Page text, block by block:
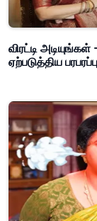
விரட்டி
ஏற்படுத்திய பரபரப்பு